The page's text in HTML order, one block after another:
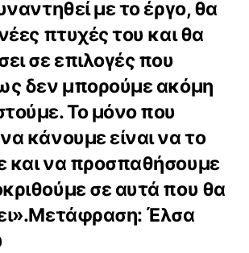
με το έργο, θα
πτυχές του και θα
σε επιλογές που
δεν μπορούμε ακόμη
Το μόνο που
κάνουμε είναι να το
και να προσπαθήσουμε
σε αυτά που θα
Έλσα